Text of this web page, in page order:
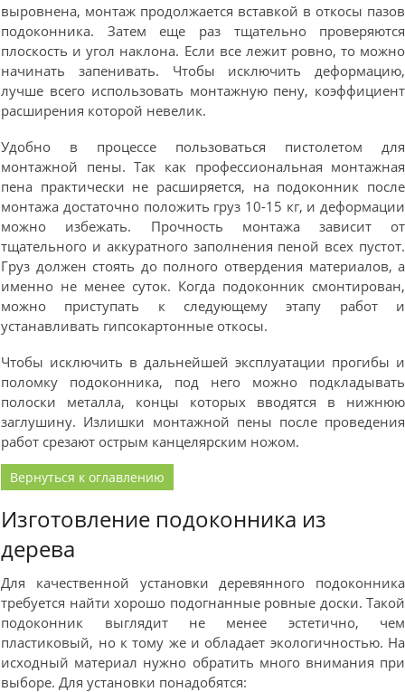
выровнена, монтаж продолжается вставкой в откосы пазов
подоконника. Затем еще раз тщательно проверяются
плоскость и угол наклона. Если все лежит ровно, то можно
начинать запенивать. Чтобы исключить деформацию,
лучше всего использовать монтажную пену, коэффициент
расширения которой невелик.
Удобно в процессе пользоваться пистолетом для
монтажной пены. Так как профессиональная монтажная
пена практически не расширяется, на подоконник после
монтажа достаточно положить груз 10-15 кг, и деформации
можно избежать. Прочность монтажа зависит от
тщательного и аккуратного заполнения пеной всех пустот.
Груз должен стоять до полного отвердения материалов, а
именно не менее суток. Когда подоконник смонтирован,
можно приступать к следующему этапу работ и
устанавливать гипсокартонные откосы.
Чтобы исключить в дальнейшей эксплуатации прогибы и
поломку подоконника, под него можно подкладывать
полоски металла, концы которых вводятся в нижнюю
заглушину. Излишки монтажной пены после проведения
работ срезают острым канцелярским ножом.
Вернуться к оглавлению
Изготовление подоконника из
дерева
Для качественной установки деревянного подоконника
требуется найти хорошо подогнанные ровные доски. Такой
подоконник выглядит не менее эстетично, чем
пластиковый, но к тому же и обладает экологичностью. На
исходный материал нужно обратить много внимания при
выборе. Для установки понадобятся: